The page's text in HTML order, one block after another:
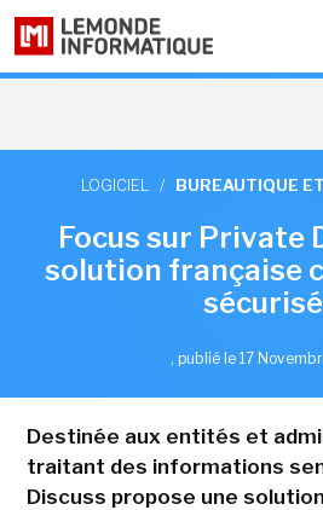
LOGICIEL / BUREAUTIQUE
Focus sur Private
solution française
, publié le 17
Destinée aux entités et
traitant des informations
Discuss propose une